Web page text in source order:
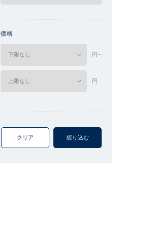
価格
円~
円
クリア 絞り込む